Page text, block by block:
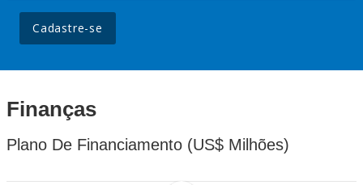
Cadastre-se
Finanças
Plano De Financiamento (US$ Milhões)